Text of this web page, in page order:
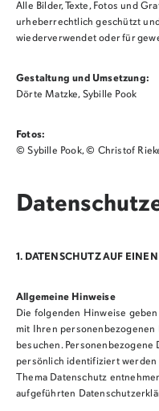
Alle Bilder, Texte, Fotos und
urheberrechtlich geschützt
wiederverwendet oder für
Gestaltung und Umsetzung:
Dörte Matzke, Sybille Pook
Fotos:
© Sybille Pook, © Christof
1. DATENSCHUTZ AUF
Allgemeine Hinweise
Die folgenden Hinweise
mit Ihren personenbezogenen
besuchen. Personenbezogene
persönlich identifiziert werden
Thema Datenschutz
aufgeführten